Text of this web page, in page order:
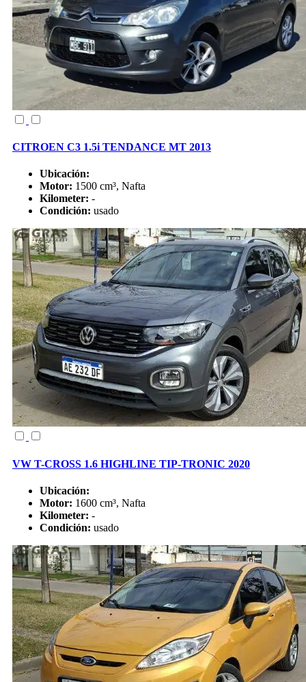
CITROEN C3 1.5i TENDANCE MT 2013
Ubicación:
Motor: 1500 cm³, Nafta
Kilometer: -
Condición: usado
VW T-CROSS 1.6 HIGHLINE TIP-TRONIC 2020
Ubicación:
Motor: 1600 cm³, Nafta
Kilometer: -
Condición: usado